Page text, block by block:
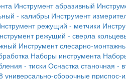
Инструмент абразивный
- калибры Инструмент
режущий - метчики
режущий - сверла
Инструмент слесарно-
Наборы инструмента
- тиски Оснастка станочная -
универсально-сборочные приспос-